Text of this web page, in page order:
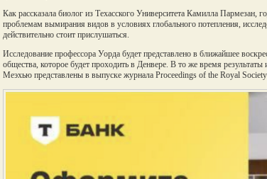
Как рассказала биолог из Техасского Университета Камилла
проблемам вымирания видов в условиях глобального потепления,
действительно стоит прислушаться.
Исследование профессора Уорда будет представлено в ближайшее
общества, которое будет проходить в Денвере. В то же время
Меэхью представлены в выпуске журнала Proceedings of the Royal Society